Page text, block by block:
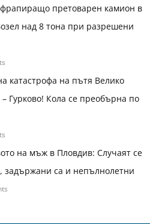
претоварен камион в
над 8 тона при разрешени
катастрофа на пътя Велико
Гурково! Кола се преобърна по
на мъж в Пловдив: Случаят се
задържани са и непълнолетни